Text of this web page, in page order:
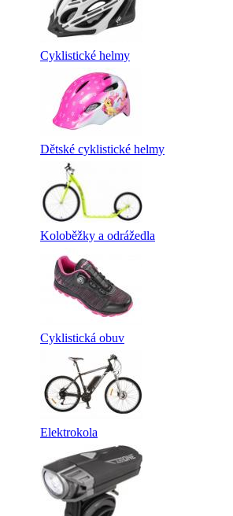
Cyklistické helmy
Dětské cyklistické helmy
Koloběžky a odrážedla
Cyklistická obuv
Elektrokola